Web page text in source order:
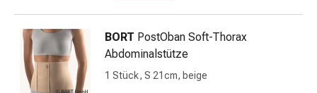
Herztherapie
Kompressionsstrümpfe
Kreislauf
Raucherentwöhnung
Venen
BORT PostOban Soft-Thorax
Abdominalstütze
1 Stück, S 21cm, beige